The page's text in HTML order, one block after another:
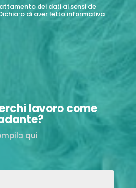
dei dati ai sensi del
di aver letto informativa
lavoro come
qui